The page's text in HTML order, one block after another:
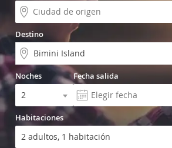
Destino
Noches Fecha salida
Habitaciones